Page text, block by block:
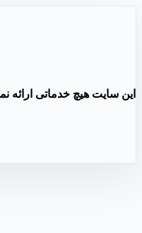
این سایت هیچ خدماتی ارائه